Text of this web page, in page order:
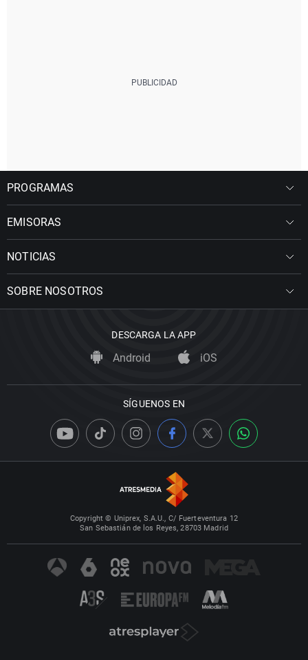
PROGRAMAS
EMISORAS
NOTICIAS
SOBRE NOSOTROS
DESCARGA LA APP
Android iOS
SÍGUENOS EN
Copyright © Uniprex, S.A.U., C/ Fuerteventura 12
San Sebastián de los Reyes, 28703 Madrid